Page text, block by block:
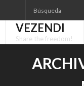
al
contenidoVEZENDI
Share the freedom!